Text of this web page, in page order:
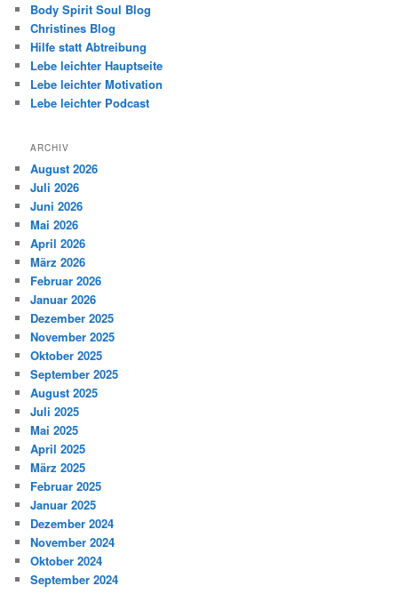
Body Spirit Soul Blog
Christines Blog
Hilfe statt Abtreibung
Lebe leichter Hauptseite
Lebe leichter Motivation
Lebe leichter Podcast
ARCHIV
August 2026
Juli 2026
Juni 2026
Mai 2026
April 2026
März 2026
Februar 2026
Januar 2026
Dezember 2025
November 2025
Oktober 2025
September 2025
August 2025
Juli 2025
Mai 2025
April 2025
März 2025
Februar 2025
Januar 2025
Dezember 2024
November 2024
Oktober 2024
September 2024